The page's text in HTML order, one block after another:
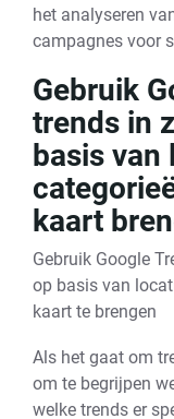
het analyseren
campagnes voor
Gebruik
trends in
basis van
kaart
Gebruik Google
op basis van
kaart te brengen
Als het gaat om
om te begrijpen
welke trends er